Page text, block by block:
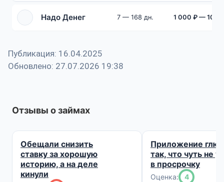
Надо Денег 7 — 168 дн. 1 000 ₽ — 100
Публикация: 16.04.2025
Обновлено: 27.07.2026 19:38
Отзывы о займах
Обещали снизить
ставку за хорошую
историю, а на деле
кинули
Приложение
так, что чуть не
в просрочку
Оценка:
4